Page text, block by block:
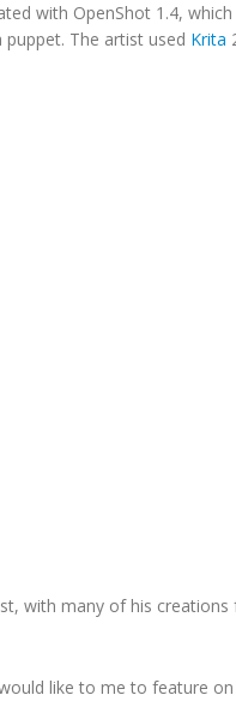
with OpenShot 1.4,
The artist used Krita
with many of his creations
like to me to feature